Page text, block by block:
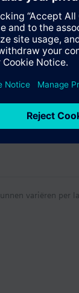
variëren per